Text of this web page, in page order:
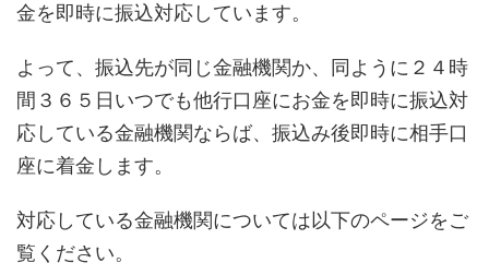
金を即時に振込対応しています。
よって、振込先が同じ金融機関か、同ように２４時
間３６５日いつでも他行口座にお金を即時に振込対
応している金融機関ならば、振込み後即時に相手口
座に着金します。
対応している金融機関については以下のページをご
覧ください。